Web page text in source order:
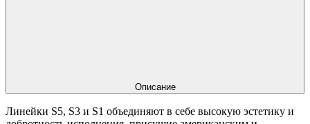
Описание
Линейки S5, S3 и S1 объединяют в себе высокую эстетику и